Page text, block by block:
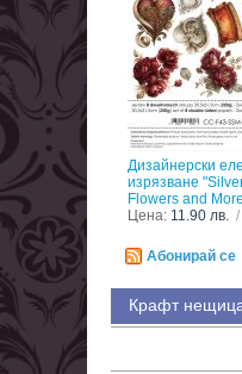
Дизайнерски
изрязване
Flowers and
Цена: 11.90 лв. /
Абонирай се
Крафт